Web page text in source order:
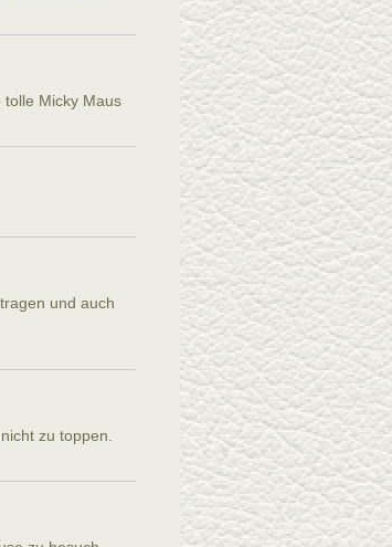
Micky Maus
und auch
zu toppen.